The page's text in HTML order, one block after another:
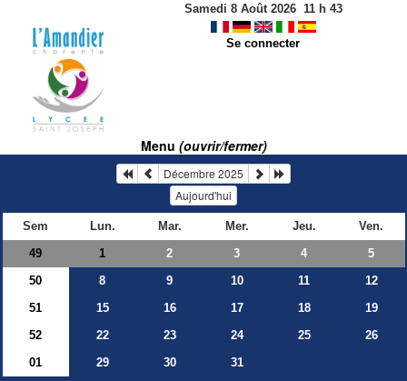
Samedi 8 Août 2026 11h 43
Se connecter
Menu (ouvrir/fermer)
Décembre 2025
Aujourd'hui
Sem Lun. Mar. Mer. Jeu.
Ven.
49
1 2 3 4
5
50
8 9 10 11
12
51
15 16 17 18
19
52
22 23 24 25
26
01
29 30 31